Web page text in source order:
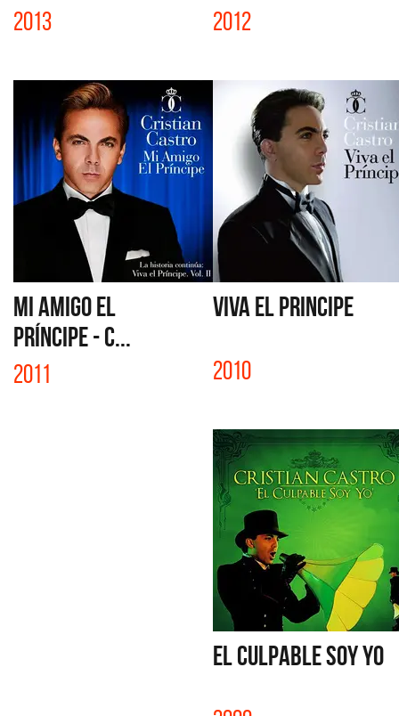
2013 2012
MI AMIGO EL
PRÍNCIPE - C...
2011
VIVA EL PRINCIPE
2010
EL CULPABLE SOY YO